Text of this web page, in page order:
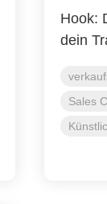
Hook:
dein
Sales